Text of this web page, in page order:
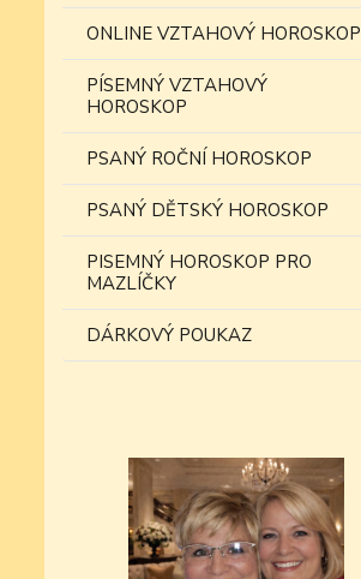
ONLINE VZTAHOVÝ HOROSKOP
PÍSEMNÝ VZTAHOVÝ
HOROSKOP
PSANÝ ROČNÍ HOROSKOP
PSANÝ DĚTSKÝ HOROSKOP
PISEMNÝ HOROSKOP PRO
MAZLÍČKY
DÁRKOVÝ POUKAZ